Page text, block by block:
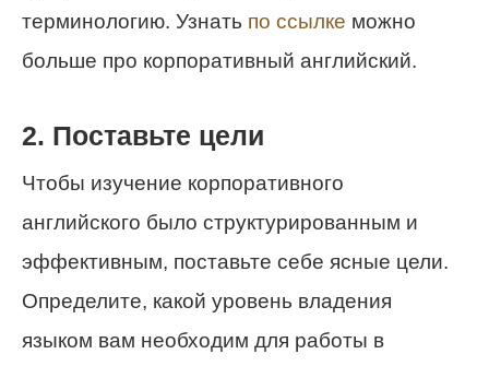
терминологию. Узнать по ссылке можно
больше про корпоративный английский.
2. Поставьте цели
Чтобы изучение корпоративного
английского было структурированным и
эффективным, поставьте себе ясные цели.
Определите, какой уровень владения
языком вам необходим для работы в